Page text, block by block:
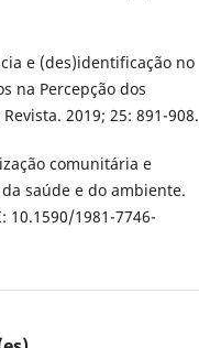
e (des)identificação no
na Percepção dos
2019; 25: 891-908.
comunitária e
saúde e do ambiente.
10.1590/1981-7746-